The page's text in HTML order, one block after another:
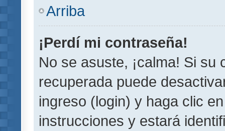
Arriba
¡Perdí mi contraseña!
No se asuste, ¡calma! Si su
recuperada puede
ingreso (login) y haga clic
instrucciones y estará